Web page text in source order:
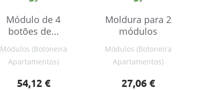
Módulo de 4
botões de...
Módulos (Botoneira
Apartamentos)
Preço
54,12 €
Moldura para 2
módulos
Módulos (Botoneira
Apartamentos)
Preço
27,06 €